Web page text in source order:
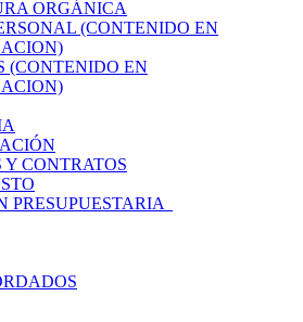
ORGÁNICA
(CONTENIDO EN
(CONTENIDO EN
Y CONTRATOS
PRESUPUESTARIA